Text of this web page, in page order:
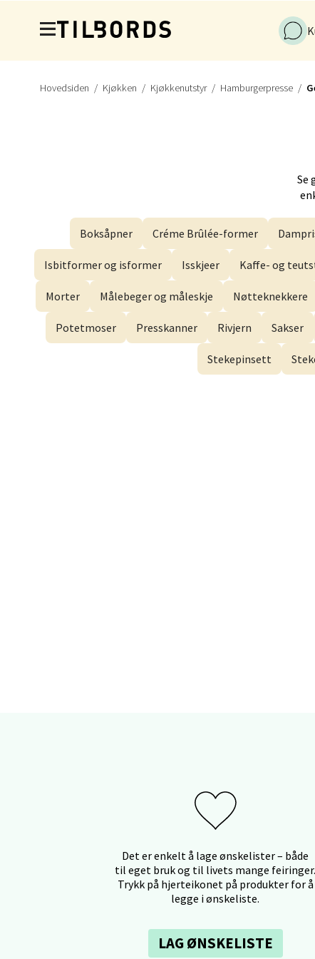
Hovedsiden Kjøkken Kjøkkenutstyr Hamburgerpresse
Se
Boksåpner Créme Brûlée-former
Isbitformer og isformer Isskjeer Kaffe- og
Morter Målebeger og måleskje Nøtteknekkere
Potetmoser Presskanner Rivjern Sakser
Stekepinsett
Det er enkelt å lage ønskelister – både
til eget bruk og til livets mange feiringer.
Trykk på hjerteikonet på produkter for å
legge i ønskeliste.
LAG ØNSKELISTE
Åpent